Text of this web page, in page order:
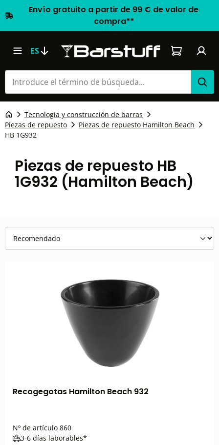
Envío gratuito a partir de 99 € de valor de
compra**
ES El carrito
Tecnología y construcción de barras
Piezas de repuesto
Piezas de repuesto Hamilton Beach
HB 1G932
Piezas de repuesto HB
1G932 (Hamilton Beach)
Recogegotas Hamilton Beach 932
Nº de artículo 860
3-6 días laborables*